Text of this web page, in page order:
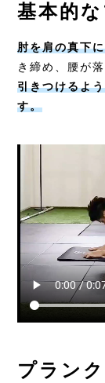
基本的
肘を肩の真下
き締め、腰が
引きつけるよ
す。
プラン